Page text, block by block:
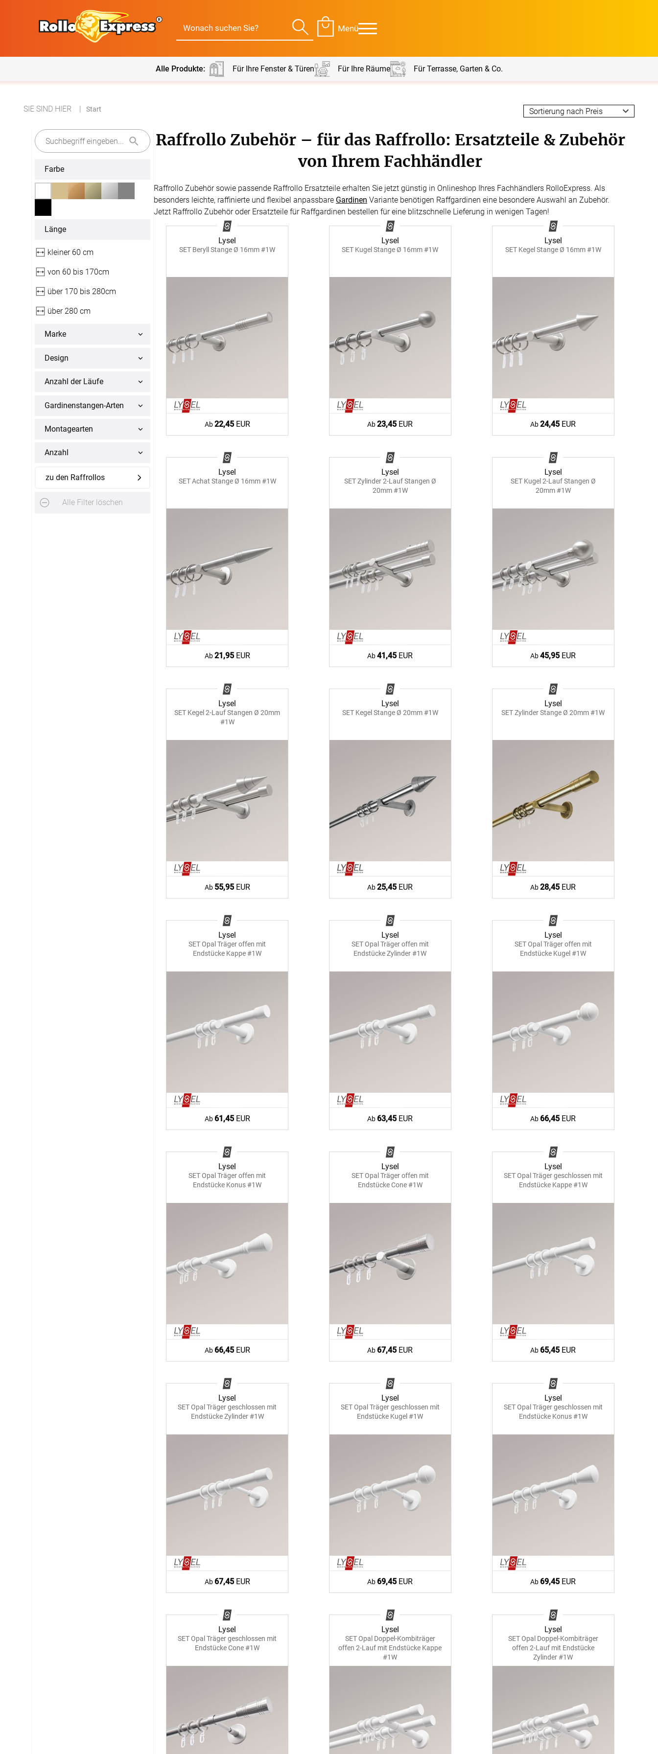
Menü
Für Ihre Fenster & Türen
Plissee
Alle Plissees
Massanfertigung
Zubehör
Rollo
Alle Rollos
Alle Raffrollos
Massanfertigung
Fertiggrössen
Gardinen/Vorhänge
Gardinen nach Maß
Gardinenstores
Alle Flächenvorhänge
Lamellenvorhang
Zubehör
Alle JalousienScheibengardinen
Alle Scheibengardinen
Zubehör
Gardinenstange
Insektenschutz nach Mass
Kissen
Alle Kissen
Massanfertigung
Fertiggrössen
Alle Tischdecken
Stoffe
Balkon Sichtschutz
Alle Balkonbespannungen
Massanfertigung
Zubehör
Alle Markisenstoffe
Sonnensegel
Service
Produktberatung
Tel.: +49 (0) 3721 395312
Mail: shop@rolloexpress.com
ÜBER UNS
AGB
Impressum
FAQ
Kostenloser Musterversand
Widerruf
BEZAHLUNG SOCIAL MEDIA
Pinterest
Alle Produkte: Für Ihre Fenster & Türen Für Ihre Räume Für Terrasse, Garten & Co.
SIE SIND HIER Start
Farbe
Länge
kleiner 60 cm
von 60 bis 170cm
über 170 bis 280cm
über 280 cm
Marke
Design
Anzahl der Läufe
Gardinenstangen-Arten
Montagearten
Anzahl
zu den Raffrollos
Alle Filter löschen
Raffrollo Zubehör – für das Raffrollo: Ersatzteile & Zubehör
von Ihrem Fachhändler
Raffrollo Zubehör sowie passende Raffrollo Ersatzteile erhalten Sie jetzt günstig in Onlineshop Ihres Fachhändlers RolloExpress. Als
besonders leichte, raffinierte und flexibel anpassbare Gardinen Variante benötigen Raffgardinen eine besondere Auswahl an Zubehör.
Jetzt Raffrollo Zubehör oder Ersatzteile für Raffgardinen bestellen für eine blitzschnelle Lieferung in wenigen Tagen!
Lysel
SET Beryll Stange Ø 16mm #1W
Ab22,45EUR
Lysel
SET Kugel Stange Ø 16mm #1W
Ab23,45 EUR
Lysel
SET Kegel Stange Ø 16mm #1W
Ab24,45 EUR
Lysel
SET Achat Stange Ø 16mm #1W
Ab21,95EUR
Lysel
SET Zylinder 2-Lauf Stangen Ø
20mm #1W
Ab41,45 EUR
Lysel
SET Kugel 2-Lauf Stangen Ø
20mm #1W
Ab45,95 EUR
Lysel
SET Kegel 2-Lauf Stangen Ø 20mm
#1W
Ab 55,95EUR
Lysel
SET Kegel Stange Ø 20mm #1W
Ab25,45 EUR
Lysel
SET Zylinder Stange Ø 20mm #1W
Ab28,45 EUR
Lysel
SET Opal Träger offen mit
Endstücke Kappe #1W
Ab 61,45EUR
Lysel
SET Opal Träger offen mit
Endstücke Zylinder #1W
Ab 63,45 EUR
Lysel
SET Opal Träger offen mit
Endstücke Kugel #1W
Ab 66,45 EUR
Lysel
SET Opal Träger offen mit
Endstücke Konus #1W
Ab 66,45EUR
Lysel
SET Opal Träger offen mit
Endstücke Cone #1W
Ab 67,45 EUR
Lysel
SET Opal Träger geschlossen mit
Endstücke Kappe #1W
Ab 65,45 EUR
Lysel
SET Opal Träger geschlossen mit
Endstücke Zylinder #1W
Ab 67,45EUR
Lysel
SET Opal Träger geschlossen mit
Endstücke Kugel #1W
Ab 69,45 EUR
Lysel
SET Opal Träger geschlossen mit
Endstücke Konus #1W
Ab 69,45 EUR
Lysel
SET Opal Träger geschlossen mit
Endstücke Cone #1W
Lysel
SET Opal Doppel-Kombiträger
offen 2-Lauf mit Endstücke Kappe
#1W
Lysel
SET Opal Doppel-Kombiträger
offen 2-Lauf mit Endstücke
Zylinder #1W